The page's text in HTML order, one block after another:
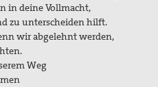
in deine Vollmacht,
zu unterscheiden hilft.
wir abgelehnt werden,
Weg